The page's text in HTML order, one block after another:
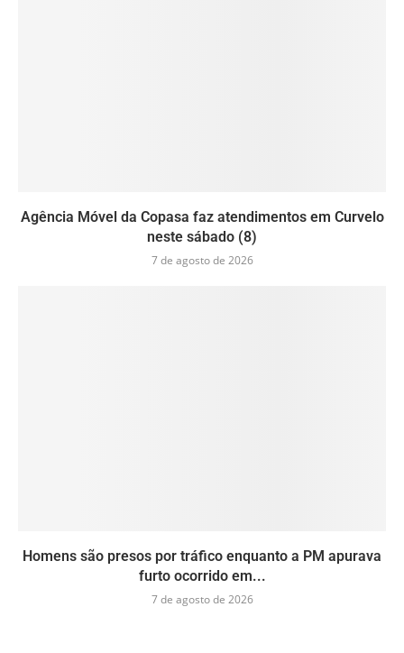
Agência Móvel da Copasa faz atendimentos em Curvelo
neste sábado (8)
7 de agosto de 2026
Homens são presos por tráfico enquanto a PM apurava
furto ocorrido em...
7 de agosto de 2026